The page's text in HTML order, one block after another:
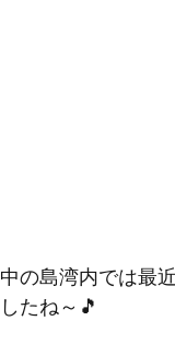
中の島湾内では最
したね～🎵